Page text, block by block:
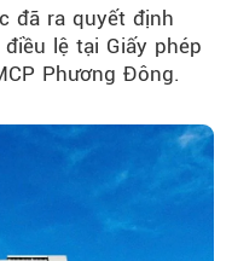
đã ra quyết định
lệ tại Giấy phép
Phương Đông.